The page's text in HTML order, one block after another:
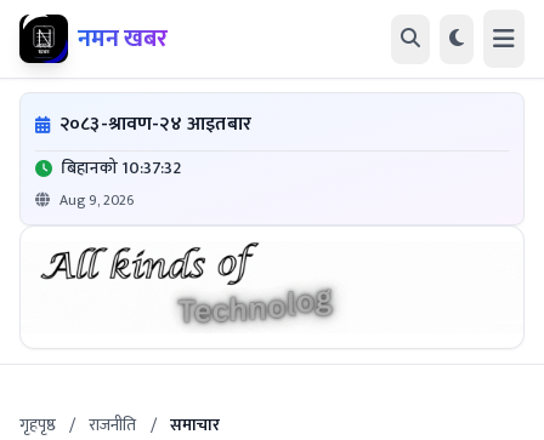
नमन खबर
२०८३-श्रावण-२४ आइतबार
बिहानको 10:37:33
Aug 9, 2026
गृहपृष्ठ / राजनीति / समाचार